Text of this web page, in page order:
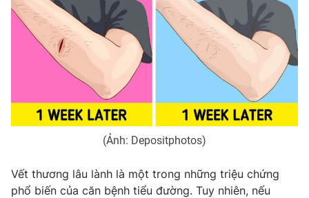
(Ảnh: Depositphotos)
Vết thương lâu lành là một trong những triệu chứng
phổ biến của căn bệnh tiểu đường. Tuy nhiên, nếu